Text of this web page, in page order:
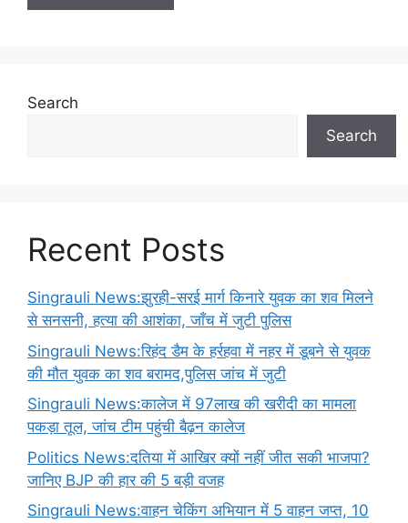
Search
Search
Recent Posts
Singrauli News:झुरही-सरई मार्ग किनारे युवक का शव मिलने
से सनसनी, हत्या की आशंका, जाँच में जुटी पुलिस
Singrauli News:रिहंद डैम के हर्रहवा में नहर में डूबने से युवक
की मौत युवक का शव बरामद,पुलिस जांच में जुटी
Singrauli News:कालेज में 97लाख की खरीदी का मामला
पकड़ा तूल, जांच टीम पहुंची बैढ़न कालेज
Politics News:दतिया में आखिर क्यों नहीं जीत सकी भाजपा?
जानिए BJP की हार की 5 बड़ी वजह
Singrauli News:वाहन चेकिंग अभियान में 5 वाहन जप्त, 10